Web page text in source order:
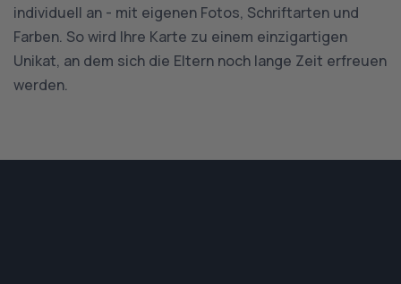
individuell an - mit eigenen Fotos, Schriftarten und
Farben. So wird Ihre Karte zu einem einzigartigen
Unikat, an dem sich die Eltern noch lange Zeit erfreuen
werden.